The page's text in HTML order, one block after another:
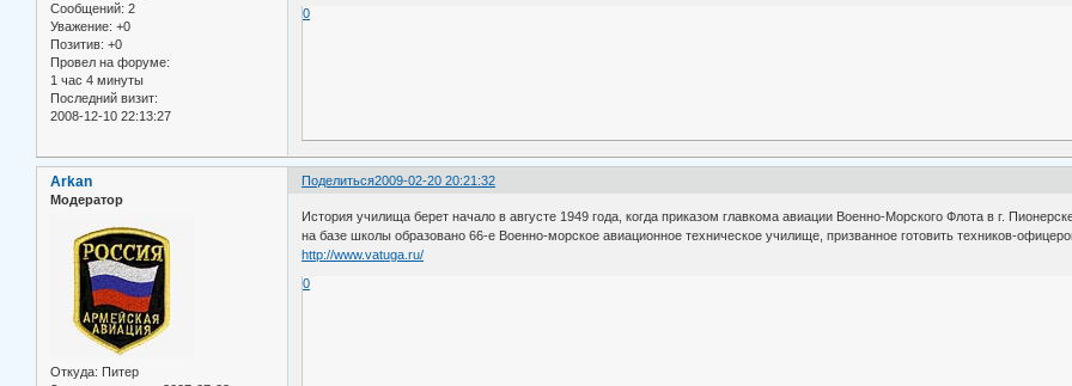
Сообщений: 2
Уважение: +0
Позитив: +0
Провел на форуме:
1 час 4 минуты
Последний визит:
2008-12-10 22:13:27
0
Поделиться2009-02-20 20:21:32
Arkan
Модератор
Откуда: Питер
История училища берет начало в августе 1949 года, когда приказом главкома авиации Военно-Морского Флота в г.
на базе школы образовано 66-е Военно-морское авиационное техническое училище, призванное готовить техников-
http://www.vatuga.ru/
0